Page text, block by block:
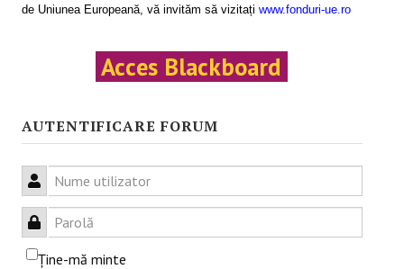
Rezultatele proiectului
INFO & PUB
Evenimente
Testimoniale
Articole
Prezentări .ppt
de Uniunea Europeană, vă invităm să vizitați www.fonduri-ue.ro
Acces Blackboard
AUTENTIFICARE FORUM
Nume utilizator
Parolă
Ţine-mă minte